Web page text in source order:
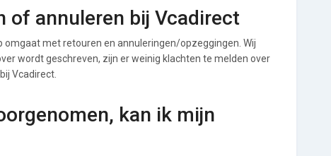
of annuleren bij Vcadirect
omgaat met retouren en annuleringen/opzeggingen. Wij
wordt geschreven, zijn er weinig klachten te melden over
Vcadirect.
kan ik mijn